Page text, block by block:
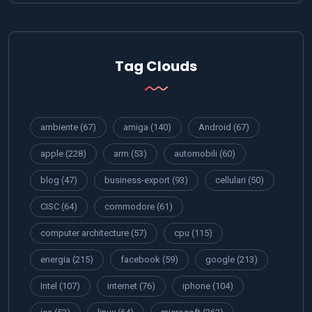
Tag Clouds
ambiente (67) amiga (140) Android (67)
apple (228) arm (53) automobili (60)
blog (47) business-export (93) cellulari (50)
CISC (64) commodore (61)
computer architecture (57) cpu (115)
energia (215) facebook (59) google (213)
Intel (107) internet (76) iphone (104)